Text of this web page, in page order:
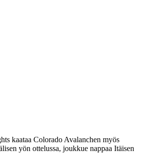
kaataa Colorado Avalanchen myös
yön ottelussa, joukkue nappaa Itäisen